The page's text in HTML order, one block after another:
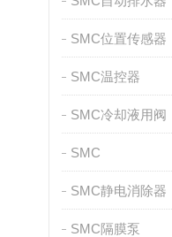
SMC位置传感器
SMC温控器
SMC冷却液用阀
SMC
SMC静电消除器
SMC隔膜泵